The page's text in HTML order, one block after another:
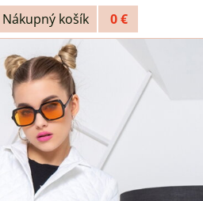
Nákupný košík 0 €